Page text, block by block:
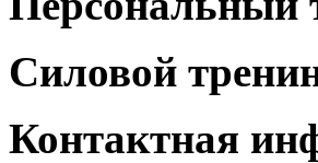
Силовой
Контактная